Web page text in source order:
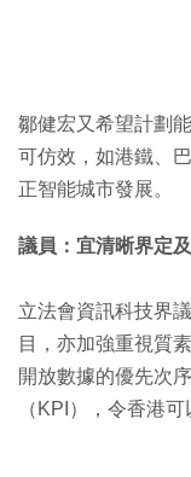
鄒健宏又希望計劃
可仿效，如港鐵、
正智能城市發展。
議員：宜清晰界定
立法會資訊科技界
目，亦加強重視質
開放數據的優先次
（KPI），令香港